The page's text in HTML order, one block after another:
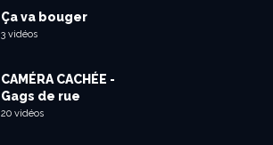
Ça va bouger
3 vidéos
CAMÉRA CACHÉE -
Gags de rue
20 vidéos